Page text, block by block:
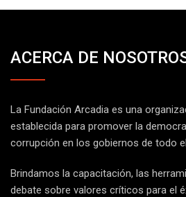
ACERCA DE
La Fundación Arcadia es una
establecida para promover la
corrupción en los gobiernos de todo
Brindamos la capacitación, las
debate sobre valores críticos para el